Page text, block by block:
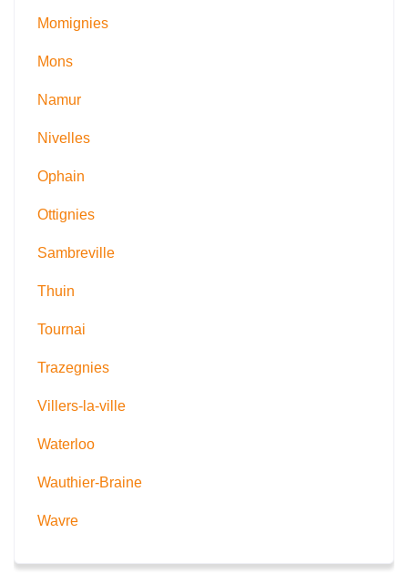
Momignies
Mons
Namur
Nivelles
Ophain
Ottignies
Sambreville
Thuin
Tournai
Trazegnies
Villers-la-ville
Waterloo
Wauthier-Braine
Wavre